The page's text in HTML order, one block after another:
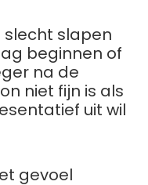
slecht slapen
beginnen of
na de
niet fijn is als
uit wil
gevoel